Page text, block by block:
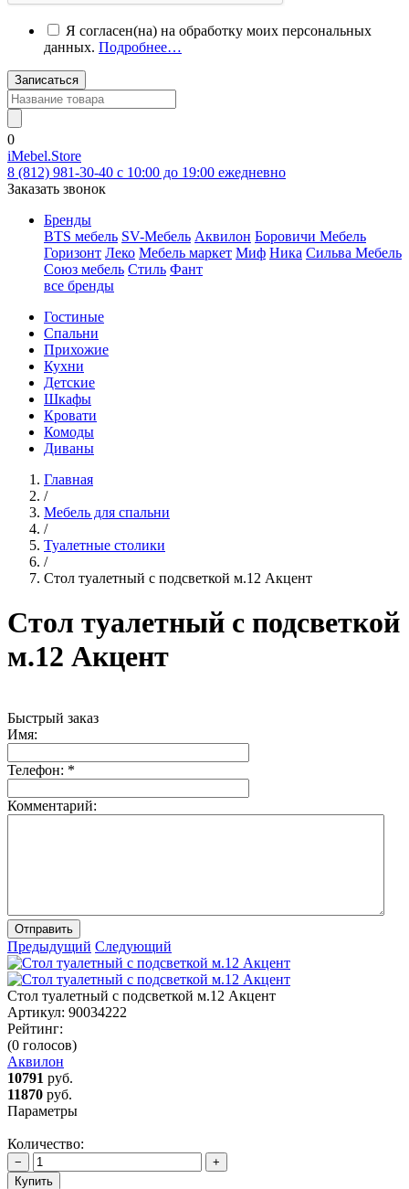
Я согласен(на) на обработку моих персональных
данных. Подробнее…
Записаться
0
iMebel.Store
8 (812) 981-30-40 c 10:00 до 19:00 ежедневно
Заказать звонок
Бренды
BTS мебель SV-Мебель Аквилон Боровичи Мебель
Горизонт Леко Мебель маркет Миф Ника Сильва Мебель
Союз мебель Стиль Фант
все бренды
Гостиные
Спальни
Прихожие
Кухни
Детские
Шкафы
Кровати
Комоды
Диваны
Главная
/
Мебель для спальни
/
Туалетные столики
/
Стол туалетный с подсветкой м.12 Акцент
Стол туалетный с подсветкой
м.12 Акцент
Быстрый заказ
Имя:
Телефон: *
Комментарий:
Отправить
Предыдущий Следующий
Стол туалетный с подсветкой м.12 Акцент
Артикул: 90034222
Рейтинг:
(0 голосов)
Аквилон
10791 руб.
11870 руб.
Параметры
Количество:
−
+
Купить